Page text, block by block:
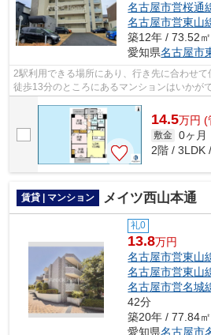
名古屋市営桜通
名古屋市営東山
築12年 / 73.52㎡
愛知県名古屋市
2駅利用できる場所にあり、行き先に合わせ
徒歩13分のところにあるマンションはいかが
14.5万円 (
敷金 0ヶ月
2階 / 3LDK
賃貸 | マンション メイツ西山本通
礼0
13.8万円
名古屋市営東山
名古屋市営東山
名古屋市営名城
42分
築20年 / 77.84㎡
愛知県名古屋市